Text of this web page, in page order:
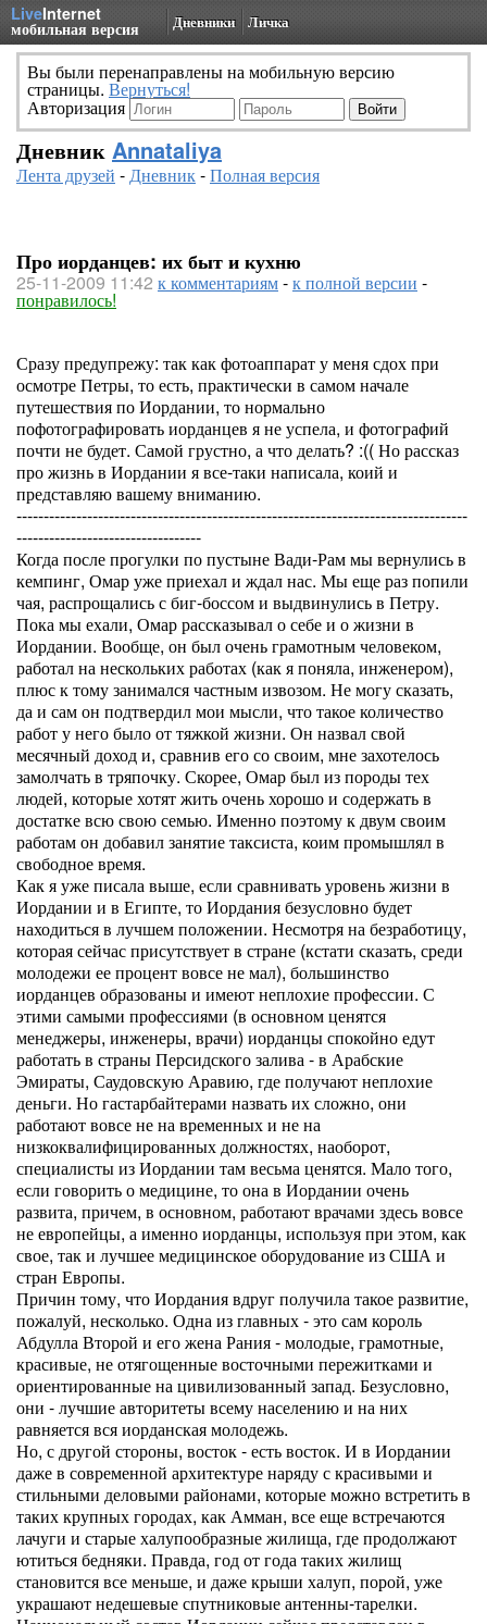
LiveInternet
мобильная версия Дневники Личка
Вы были перенаправлены на мобильную версию
страницы. Вернуться!
Авторизация
Дневник Annataliya
Лента друзей -Дневник-Полная версия
Про иорданцев: их быт и кухню
25-11-2009 11:42 к комментариям-к полной версии -
понравилось!
Сразу предупрежу: так как фотоаппарат у меня сдох при
осмотре Петры, то есть, практически в самом начале
путешествия по Иордании, то нормально
пофотографировать иорданцев я не успела, и фотографий
почти не будет. Самой грустно, а что делать? :(( Но рассказ
про жизнь в Иордании я все-таки написала, коий и
представляю вашему вниманию.
-----------------------------------------------------------------------------------
----------------------------------
Когда после прогулки по пустыне Вади-Рам мы вернулись в
кемпинг, Омар уже приехал и ждал нас. Мы еще раз попили
чая, распрощались с биг-боссом и выдвинулись в Петру.
Пока мы ехали, Омар рассказывал о себе и о жизни в
Иордании. Вообще, он был очень грамотным человеком,
работал на нескольких работах (как я поняла, инженером),
плюс к тому занимался частным извозом. Не могу сказать,
да и сам он подтвердил мои мысли, что такое количество
работ у него было от тяжкой жизни. Он назвал свой
месячный доход и, сравнив его со своим, мне захотелось
замолчать в тряпочку. Скорее, Омар был из породы тех
людей, которые хотят жить очень хорошо и содержать в
достатке всю свою семью. Именно поэтому к двум своим
работам он добавил занятие таксиста, коим промышлял в
свободное время.
Как я уже писала выше, если сравнивать уровень жизни в
Иордании и в Египте, то Иордания безусловно будет
находиться в лучшем положении. Несмотря на безработицу,
которая сейчас присутствует в стране (кстати сказать, среди
молодежи ее процент вовсе не мал), большинство
иорданцев образованы и имеют неплохие профессии. С
этими самыми профессиями (в основном ценятся
менеджеры, инженеры, врачи) иорданцы спокойно едут
работать в страны Персидского залива - в Арабские
Эмираты, Саудовскую Аравию, где получают неплохие
деньги. Но гастарбайтерами назвать их сложно, они
работают вовсе не на временных и не на
низкоквалифицированных должностях, наоборот,
специалисты из Иордании там весьма ценятся. Мало того,
если говорить о медицине, то она в Иордании очень
развита, причем, в основном, работают врачами здесь вовсе
не европейцы, а именно иорданцы, используя при этом, как
свое, так и лучшее медицинское оборудование из США и
стран Европы.
Причин тому, что Иордания вдруг получила такое развитие,
пожалуй, несколько. Одна из главных - это сам король
Абдулла Второй и его жена Рания - молодые, грамотные,
красивые, не отягощенные восточными пережитками и
ориентированные на цивилизованный запад. Безусловно,
они - лучшие авторитеты всему населению и на них
равняется вся иорданская молодежь.
Но, с другой стороны, восток - есть восток. И в Иордании
даже в современной архитектуре наряду с красивыми и
стильными деловыми районами, которые можно встретить в
таких крупных городах, как Амман, все еще встречаются
лачуги и старые халупообразные жилища, где продолжают
ютиться бедняки. Правда, год от года таких жилищ
становится все меньше, и даже крыши халуп, порой, уже
украшают недешевые спутниковые антенны-тарелки.